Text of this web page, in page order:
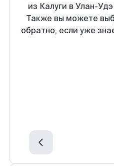
из Калуги в Улан-
Также вы можете
обратно, если уже